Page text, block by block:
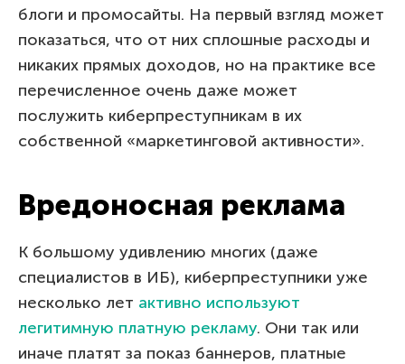
блоги и промосайты. На первый взгляд может
показаться, что от них сплошные расходы и
никаких прямых доходов, но на практике все
перечисленное очень даже может
послужить киберпреступникам в их
собственной «маркетинговой активности».
Вредоносная реклама
К большому удивлению многих (даже
специалистов в ИБ), киберпреступники уже
несколько лет активно используют
легитимную платную рекламу. Они так или
иначе платят за показ баннеров, платные